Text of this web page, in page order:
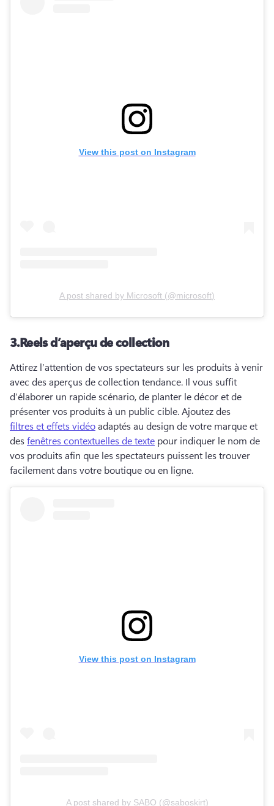
View this post on Instagram
A post shared by Microsoft (@microsoft)
3.Reels d’aperçu de collection
Attirez l’attention de vos spectateurs sur les produits à venir
avec des aperçus de collection tendance. Il vous suffit
d’élaborer un rapide scénario, de planter le décor et de
présenter vos produits à un public cible. Ajoutez des
filtres et effets vidéo adaptés au design de votre marque et
des fenêtres contextuelles de texte pour indiquer le nom de
vos produits afin que les spectateurs puissent les trouver
facilement dans votre boutique ou en ligne.
View this post on Instagram
A post shared by SABO (@saboskirt)